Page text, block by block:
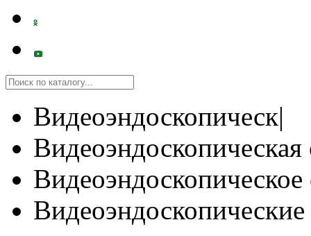
Видеоэндоскопическ|
Видеоэндоскопическая